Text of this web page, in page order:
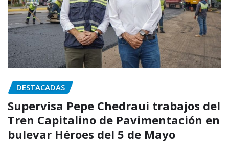
DESTACADAS
Supervisa Pepe Chedraui trabajos del
Tren Capitalino de Pavimentación en
bulevar Héroes del 5 de Mayo